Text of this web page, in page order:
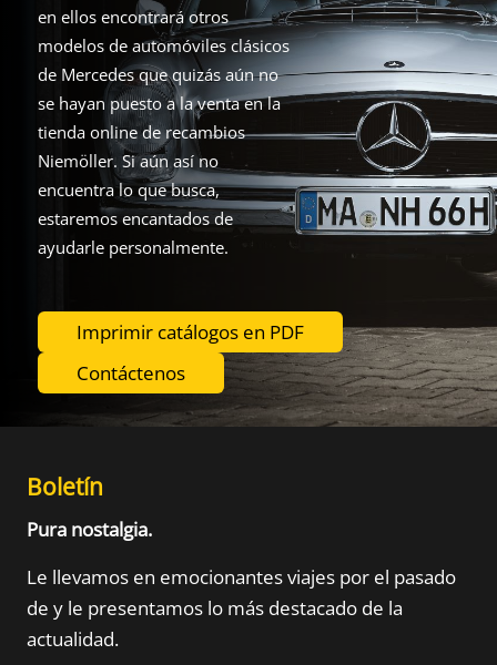
en ellos encontrará otros
modelos de automóviles clásicos
de Mercedes que quizás aún no
se hayan puesto a la venta en la
tienda online de recambios
Niemöller. Si aún así no
encuentra lo que busca,
estaremos encantados de
ayudarle personalmente.
Imprimir catálogos en PDF
Contáctenos
Boletín
Pura nostalgia.
Le llevamos en emocionantes viajes por el pasado
de y le presentamos lo más destacado de la
actualidad.